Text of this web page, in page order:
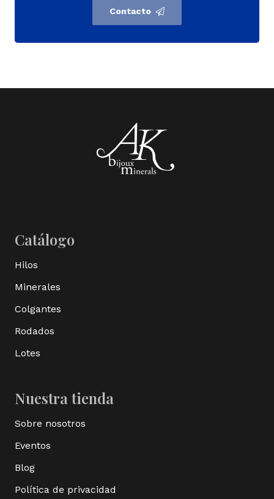
Contacto
Catálogo
Hilos
Minerales
Colgantes
Rodados
Lotes
Nuestra tienda
Sobre nosotros
Eventos
Blog
Política de privacidad